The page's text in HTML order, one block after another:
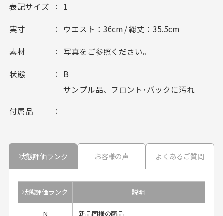
表記サイズ 1
実寸 ウエスト：36cm / 総丈：35.5cm
素材 写真をご参照ください。
状態
B
サンプル品、フロント･バックに汚れ
付属品
状態評価ランク お客様の声 よくあるご質問
状態評価ランク 説明
N 新品同様の商品